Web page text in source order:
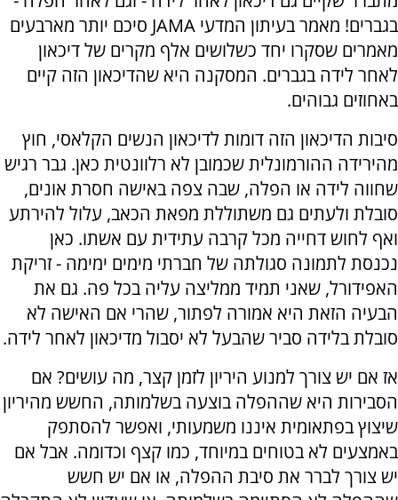
בגברים! מאמר בעיתון המדעי JAMA סיכם יותר מארבעים
מאמרים שסקרו יחד כשלושים אלף מקרים של דיכאון
לאחר לידה בגברים. המסקנה היא שהדיכאון הזה קיים
באחוזים גבוהים.
סיבות הדיכאון הזה דומות לדיכאון הנשים הקלאסי, חוץ
מהירידה ההורמונלית שכמובן לא רלוונטית כאן. גבר רגיש
שחווה לידה או הפלה, שבה צפה באישה חסרת אונים,
סובלת ולעתים גם משתוללת מפאת הכאב, עלול להירתע
ואף לחוש דחייה מכל קרבה עתידית עם אשתו. כאן
נכנסת לתמונה סגולתה של חברתי מימים ימימה - זריקת
האפידורל, שאני תמיד ממליצה עליה בכל פה. גם את
הבעיה הזאת היא אמורה לפתור, שהרי אם האישה לא
סובלת בלידה סביר שהבעל לא יסבול מדיכאון לאחר לידה.
אז אם יש צורך למנוע היריון לזמן קצר, מה עושים? אם
הסבירות היא שההפלה בוצעה בשלמותה, החשש מהיריון
שיצוץ בפתאומית איננו משמעותי, ואפשר להסתפק
באמצעים לא בטוחים במיוחד, כמו קצף וכדומה. אבל אם
יש צורך לברר את סיבת ההפלה, או אם יש חשש